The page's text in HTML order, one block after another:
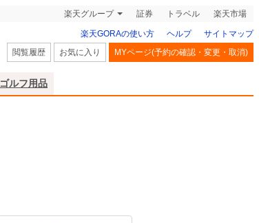
楽天グループ 証券 トラベル 楽天市場
楽天GORAの使い方 ヘルプ
サイトマップ
閲覧履歴
お気に入り MYページ(予約の確認・変更・取消)
ゴルフ用品